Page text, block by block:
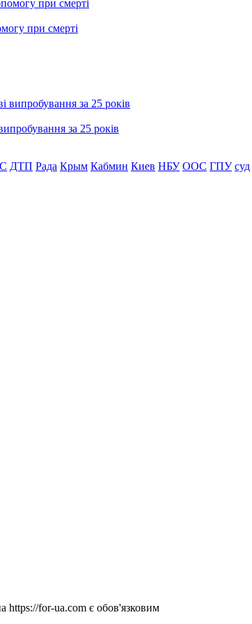
при смерті
за 25 років
ДТП Рада Крым Кабмин Киев НБУ ООС ГПУ суд
https://for-ua.com є обов'язковим